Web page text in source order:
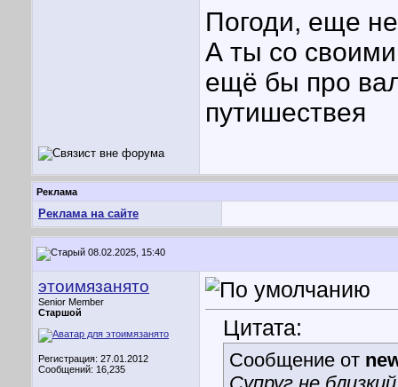
Погоди, еще
А ты со
ещё бы про
путишествея
Реклама
Реклама на сайте
08.02.2025, 15:40
этоимязанято
Senior Member
Старшой
Регистрация: 27.01.2012
Сообщений: 16,235
Цитата:
Сообщение от